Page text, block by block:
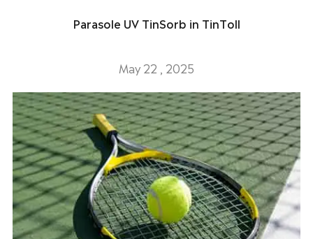
Parasole UV TinSorb in TinToll
May 22 , 2025